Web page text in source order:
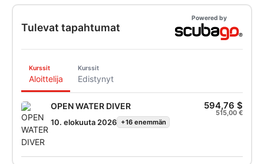
Tulevat tapahtumat
Powered by
Kurssit
Aloittelija
Kurssit
Edistynyt
OPEN WATER DIVER
10. elokuuta 2026 +16 enemmän
594,76 $
515,00 €